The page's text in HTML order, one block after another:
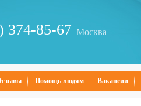
374-85-67 Москва
Помощь людям Вакансии